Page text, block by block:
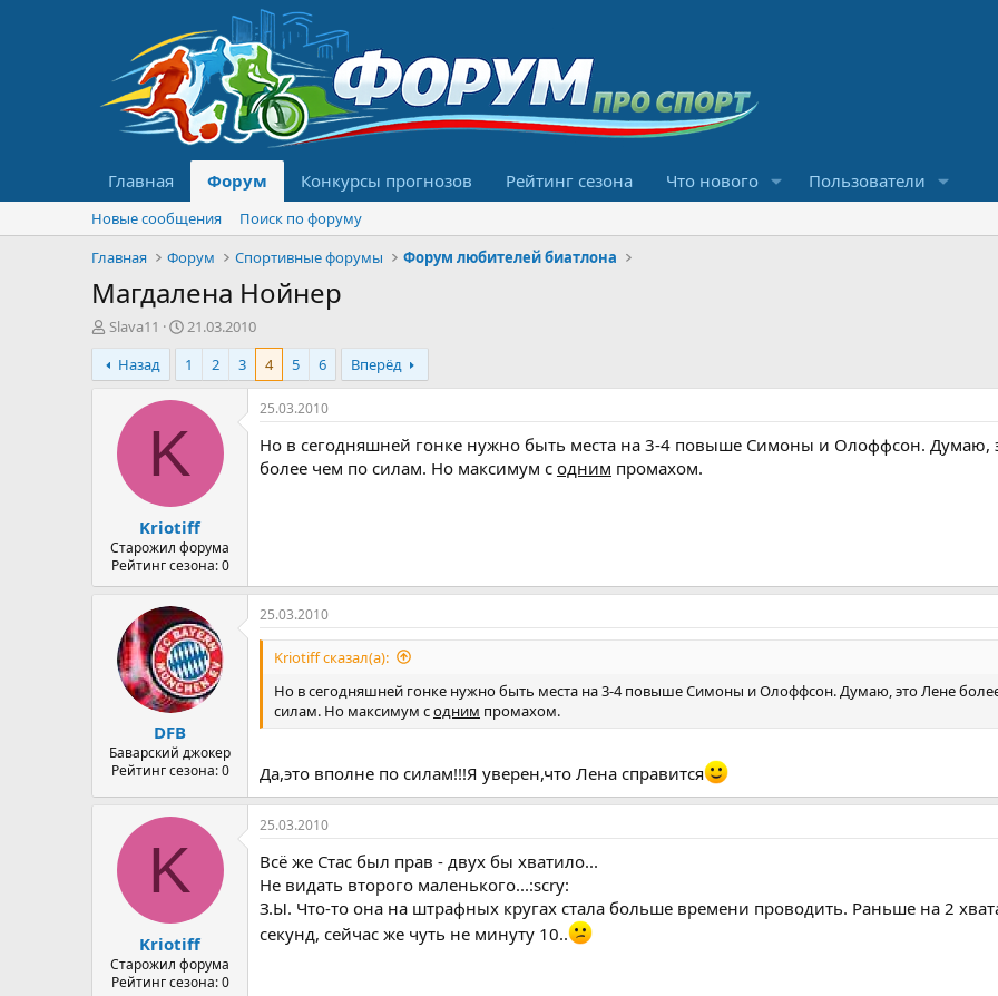
Главная Форум Конкурсы прогнозов Рейтинг сезона Что нового Пользователи
Новые сообщения
Поиск по форуму
Главная
Форум Спортивные форумы Форум любителей биатлона
Магдалена Нойнер
А
в
т
о
м
Slava11
Д
а
т
а
н
а
а
21.03.2010
Назад
1 2 3 4 5 6 Вперёд
K
Kriotiff
Старожил форума
Рейтинг сезона: 0
25.03.2010
Но в сегодняшней гонке нужно быть места на 3-4 повыше Симоны и Олоффсон. Думаю,
более чем по силам. Но максимум с одним промахом.
DFB
Баварский джокер
Рейтинг сезона: 0
25.03.2010
Kriotiff сказал(а):
Но в сегодняшней гонке нужно быть места на 3-4 повыше Симоны и Олоффсон. Думаю, это Лене
силам. Но максимум содним промахом.
Да,это вполне по силам!!!Я уверен,что Лена справится
K
Kriotiff
Старожил форума
Рейтинг сезона: 0
25.03.2010
Всё же Стас был прав - двух бы хватило...
Не видать второго маленького...:scry:
З.Ы. Что-то она на штрафных кругах стала больше времени проводить. Раньше на 2
секунд, сейчас же чуть не минуту 10..